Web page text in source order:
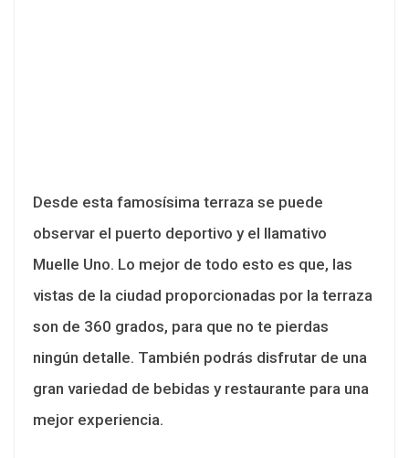
Desde esta famosísima terraza se puede
observar el puerto deportivo y el llamativo
Muelle Uno. Lo mejor de todo esto es que, las
vistas de la ciudad proporcionadas por la terraza
son de 360 grados, para que no te pierdas
ningún detalle. También podrás disfrutar de una
gran variedad de bebidas y restaurante para una
mejor experiencia.